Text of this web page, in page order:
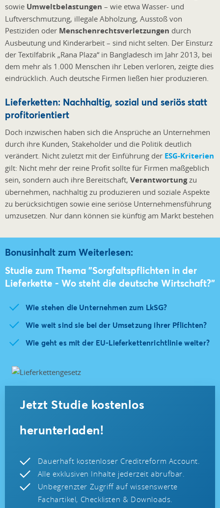
sowie Umweltbelastungen – wie etwa Wasser- und
Luftverschmutzung, illegale Abholzung, Ausstoß von
Pestiziden oder Menschenrechtsverletzungen durch
Ausbeutung und Kinderarbeit – sind nicht selten. Der Einsturz
der Textilfabrik „Rana Plaza“ in Bangladesch im Jahr 2013, bei
dem mehr als 1.000 Menschen ihr Leben verloren, zeigte dies
eindrücklich. Auch deutsche Firmen ließen hier produzieren.
Lieferketten: Nachhaltig, sozial und seriös statt
profitorientiert
Doch inzwischen haben sich die Ansprüche an Unternehmen
durch ihre Kunden, Stakeholder und die Politik deutlich
verändert. Nicht zuletzt mit der Einführung der ESG-Kriterien
gilt: Nicht mehr der reine Profit sollte für Firmen maßgeblich
sein, sondern auch ihre Bereitschaft, Verantwortungzu
übernehmen, nachhaltig zu produzieren und soziale Aspekte
zu berücksichtigen sowie eine seriöse Unternehmensführung
umzusetzen. Nur dann können sie künftig am Markt bestehen
Bonusinhalt zum Weiterlesen:
Studie zum Thema "Sorgfaltspflichten in der
Lieferkette - Wo steht die deutsche Wirtschaft?"
Wie stehen die Unternehmen zum LkSG?
Wie weit sind sie bei der Umsetzung ihrer Pflichten?
Wie geht es mit der EU-Lieferkettenrichtlinie weiter?
Jetzt Studie kostenlos
herunterladen!
Dauerhaft kostenloser Creditreform Account.
Alle exklusiven Inhalte jederzeit abrufbar.
Unbegrenzter Zugriff auf wissenswerte
Fachartikel, Checklisten & Downloads.